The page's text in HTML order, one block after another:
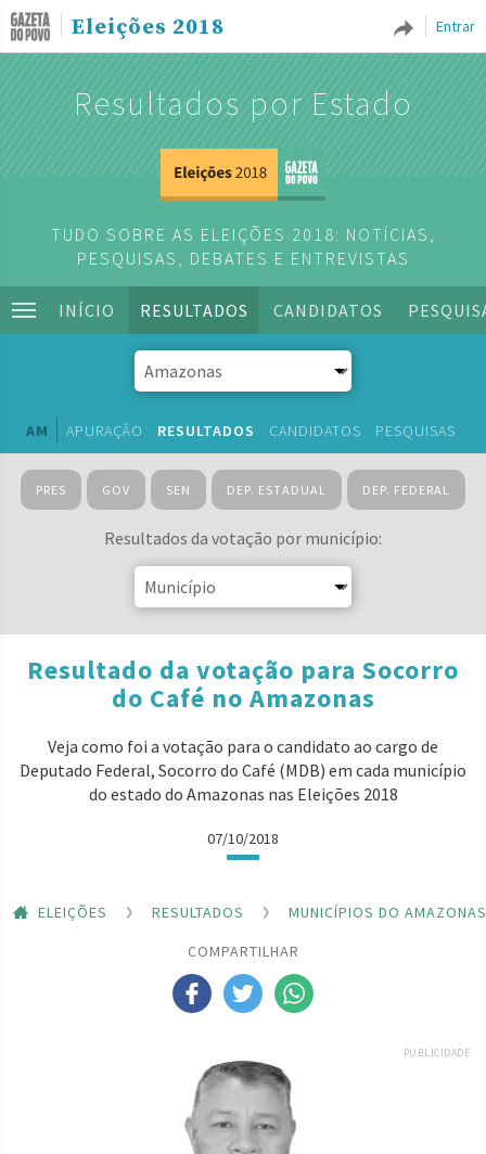
Entrar
Eleições 2018
Resultados por Estado
TUDO SOBRE AS ELEIÇÕES 2018: NOTÍCIAS,
PESQUISAS, DEBATES E ENTREVISTAS
INÍCIO RESULTADOS CANDIDATOS
AM APURAÇÃO RESULTADOS CANDIDATOS PESQUISAS
PRES GOV SEN DEP. ESTADUAL DEP. FEDERAL
Resultados da votação por município:
Resultado da votação para Socorro
do Café no Amazonas
Veja como foi a votação para o candidato ao cargo de
Deputado Federal, Socorro do Café (MDB) em cada município
do estado do Amazonas nas Eleições 2018
07/10/2018
ELEIÇÕES RESULTADOS
MUNICÍPIOS DO AMAZONAS
COMPARTILHAR
PUBLICIDADE